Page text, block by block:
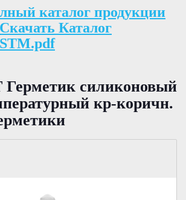
каталог продукции
Скачать Каталог
силиконовый
кр-коричн.